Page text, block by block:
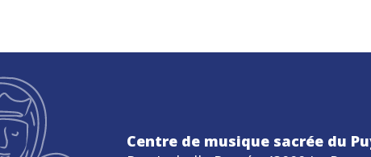
Centre de musique sacrée du